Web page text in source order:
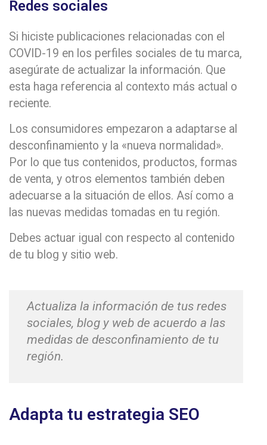
Redes sociales
Si hiciste publicaciones relacionadas con el
COVID-19 en los perfiles sociales de tu marca,
asegúrate de actualizar la información. Que
esta haga referencia al contexto más actual o
reciente.
Los consumidores empezaron a adaptarse al
desconfinamiento y la «nueva normalidad».
Por lo que tus contenidos, productos, formas
de venta, y otros elementos también deben
adecuarse a la situación de ellos. Así como a
las nuevas medidas tomadas en tu región.
Debes actuar igual con respecto al contenido
de tu blog y sitio web.
Actualiza la información de tus redes
sociales, blog y web de acuerdo a las
medidas de desconfinamiento de tu
región.
Adapta tu estrategia SEO